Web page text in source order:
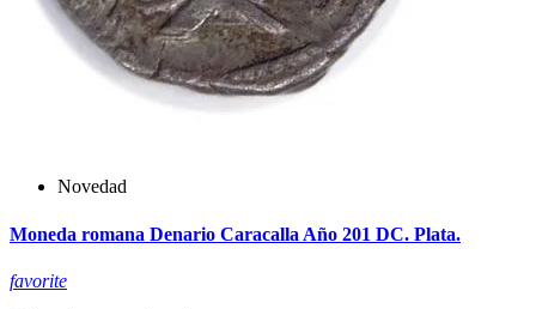
Novedad
Moneda romana Denario Caracalla Año 201 DC. Plata.
favorite